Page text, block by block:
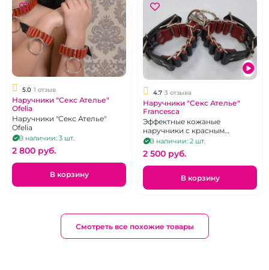
5.0 1 отзыв
Наручники "Секс Ателье"
Ofelia
Наручники "Секс Ателье"
Ofelia
В наличии: 3 шт.
2 800 pуб.
В корзину
4.7 3 отзыва
Наручники "Секс Ателье"
Francesca
Эффектные кожаные
наручники с красным
подбоем
В наличии: 2 шт.
2 500 pуб.
В корзину
Смотреть все похожие товары